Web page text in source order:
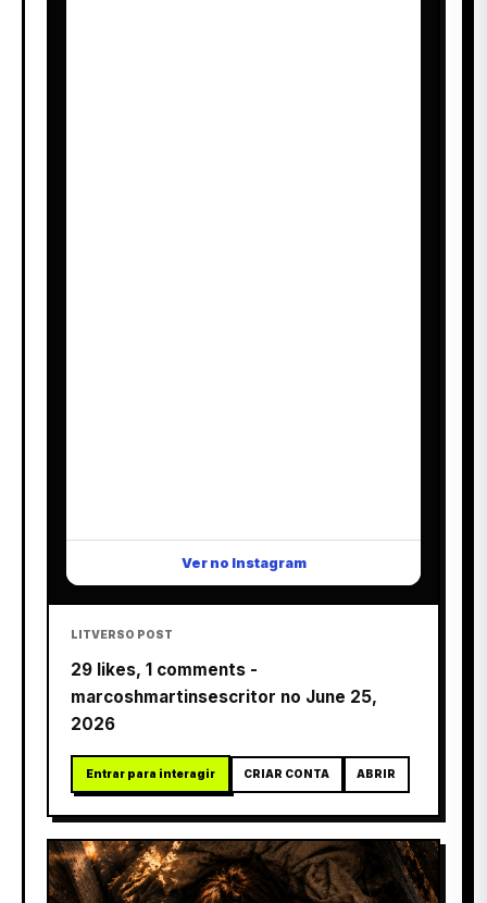
Ver no Instagram
LITVERSO POST
29 likes, 1 comments -
marcoshmartinsescritor no June 25,
2026
Entrar para interagir CRIAR CONTA ABRIR